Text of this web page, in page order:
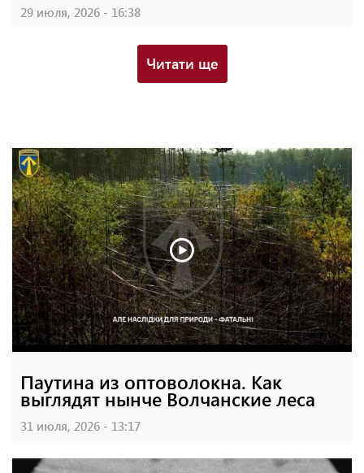
29 июля, 2026 - 16:38
Читати ще
Паутина из оптоволокна. Как
выглядят нынче Волчанские леса
31 июля, 2026 - 13:17